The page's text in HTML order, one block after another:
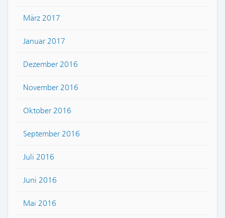
März 2017
Januar 2017
Dezember 2016
November 2016
Oktober 2016
September 2016
Juli 2016
Juni 2016
Mai 2016